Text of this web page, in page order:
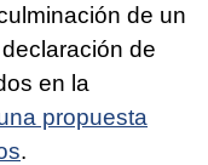
de un
de
en la
propuesta
.